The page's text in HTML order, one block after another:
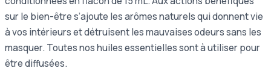
sur le bien-être s’ajoute les arômes naturels qui donnent vie
à vos intérieurs et détruisent les mauvaises odeurs sans les
masquer. Toutes nos huiles essentielles sont à utiliser pour
être diffusées.